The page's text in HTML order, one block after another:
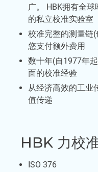
广。 HBK拥有全
的私立校准实验室
校准完整的测量链
您支付额外费用
数十年(自1977年
面的校准经验
从经济高效的工业
值传递
HBK 力校
ISO 376